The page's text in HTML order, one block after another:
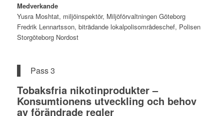
Medverkande
Yusra Moshtat, miljöinspektör, Miljöförvaltningen Göteborg
Fredrik Lennartsson, biträdande lokalpolisområdeschef, Polisen
Storgöteborg Nordost
Pass 3
Tobaksfria nikotinprodukter –
Konsumtionens utveckling och behov
av förändrade regler